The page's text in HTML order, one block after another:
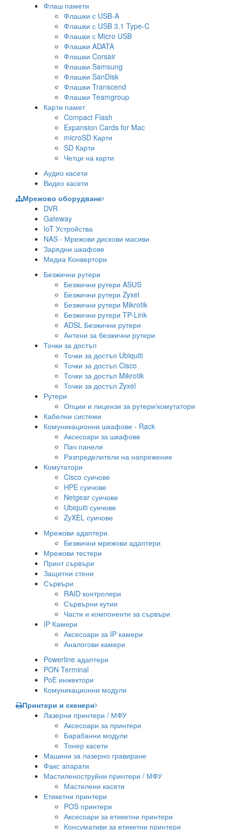
Флаш памети
Флашки с USB-A
Флашки с USB 3.1 Type-C
Флашки с Micro USB
Флашки ADATA
Флашки Corsair
Флашки Samsung
Флашки SanDisk
Флашки Transcend
Флашки Teamgroup
Карти памет
Compact Flash
Expansion Cards for Mac
microSD Карти
SD Карти
Четци на карти
Аудио касети
Видео касети
Мрежово оборудване
DVR
Gateway
IoT Устройства
NAS - Мрежови дискови масиви
Зарядни шкафове
Медиа Конвертори
Безжични рутери
Безжични рутери ASUS
Безжични рутери Zyxel
Безжични рутери Mikrotik
Безжични рутери TP-Link
ADSL Безжични рутери
Антени за безжични рутери
Точки за достъп
Точки за достъп Ubiquiti
Точки за достъп Cisco
Точки за достъп Mikrotik
Точки за достъп Zyxel
Рутери
Опции и лицензи за рутери/комутатори
Кабелни системи
Комуникационни шкафове - Rack
Аксесоари за шкафове
Пач панели
Разпределители на напрежение
Комутатори
Cisco суичове
HPE суичове
Netgear суичове
Ubiquiti суичове
ZyXEL суичове
Мрежови адаптери
Безжични мрежови адаптери
Мрежови тестери
Принт сървъри
Защитни стени
Сървъри
RAID контролери
Сървърни кутии
Части и компоненти за сървъри
IP Камери
Аксесоари за IP камери
Аналогови камери
Powerline адаптери
PON Terminal
PoE инжектори
Комуникационни модули
Принтери и скенери
Лазерни принтери / МФУ
Аксесоари за принтери
Барабанни модули
Тонер касети
Машини за лазерно гравиране
Факс апарати
Мастиленоструйни принтери / МФУ
Мастилени касети
Етикетни принтери
POS принтери
Аксесоари за етикетни принтери
Консумативи за етикетни принтери